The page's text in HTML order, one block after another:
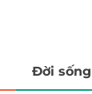
Đời sống